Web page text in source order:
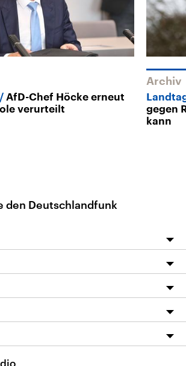
AfD-Chef Höcke erneut
verurteilt
Archiv
gegen
kann
den Deutschlandfunk
auf dlf.de
App
App